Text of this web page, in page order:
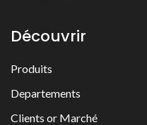
Découvrir
Produits
Departements
Clients or Marché